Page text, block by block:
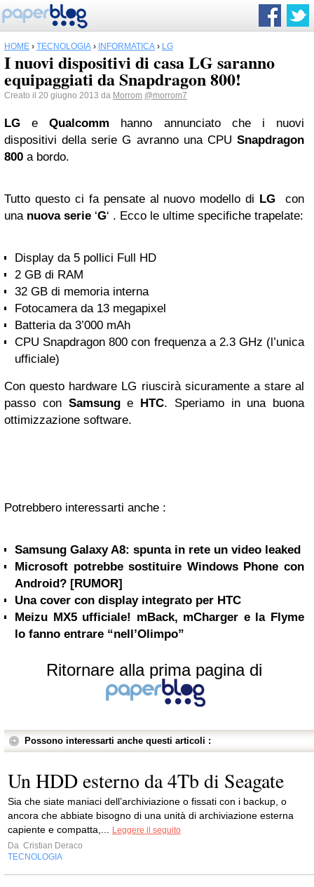
HOME › TECNOLOGIA › INFORMATICA › LG
I nuovi dispositivi di casa LG saranno
equipaggiati da Snapdragon 800!
Creato il 20 giugno 2013 da Morrom @morrom7
LG eQualcomm hanno annunciato che i nuovi
dispositivi della serie G avranno una CPU Snapdragon
800 a bordo.
Tutto questo ci fa pensate al nuovo modello di LG con
una nuova serie ‘G‘ . Ecco le ultime specifiche trapelate:
Display da 5 pollici Full HD
2 GB di RAM
32 GB di memoria interna
Fotocamera da 13 megapixel
Batteria da 3’000 mAh
CPU Snapdragon 800 con frequenza a 2.3 GHz (l’unica
ufficiale)
Con questo hardware LG riuscirà sicuramente a stare al
passo con Samsunge HTC. Speriamo in una buona
ottimizzazione software.
Potrebbero interessarti anche :
Samsung Galaxy A8: spunta in rete un video leaked
Microsoft potrebbe sostituire Windows Phone con
Android? [RUMOR]
Una cover con display integrato per HTC
Meizu MX5 ufficiale! mBack, mCharger e la Flyme
lo fanno entrare “nell’Olimpo”
Ritornare alla prima pagina di
Possono interessarti anche questi articoli :
Un HDD esterno da 4Tb di Seagate
Sia che siate maniaci dell’archiviazione o fissati con i backup, o
ancora che abbiate bisogno di una unità di archiviazione esterna
capiente e compatta,...
Leggere il seguito
Da Cristian Deraco
TECNOLOGIA